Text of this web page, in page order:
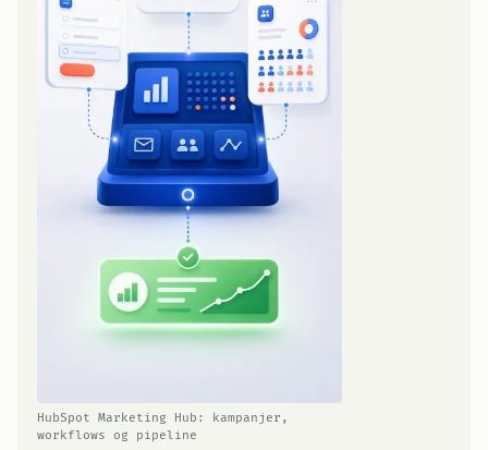
HubSpot Marketing Hub: kampanjer,
workflows og pipeline